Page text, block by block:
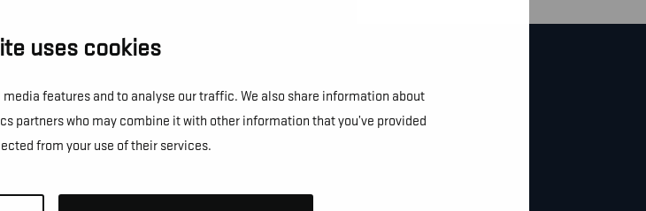
uses cookies
features and to analyse our traffic. We also share information about
partners who may combine it with other information that you’ve provided
from your use of their services.